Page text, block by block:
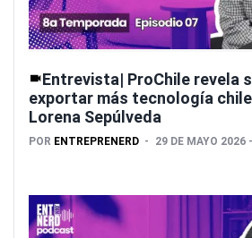
Entrevista| ProChile revela
exportar más tecnología
Lorena Sepúlveda
POR ENTREPRENERD 29 DE MAYO 2026